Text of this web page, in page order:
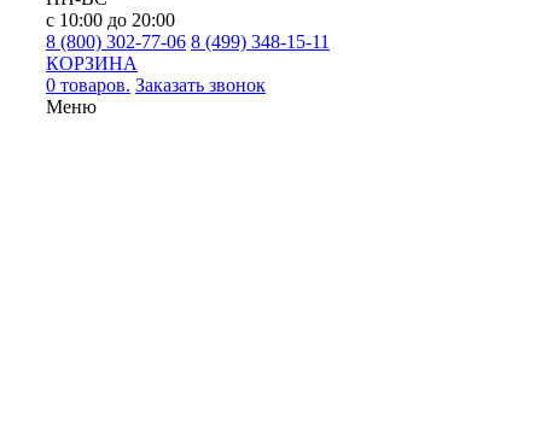
с 10:00 до 20:00
8 (800) 302-77-06 8 (499) 348-15-11
КОРЗИНА
0 товаров. Заказать звонок
Меню